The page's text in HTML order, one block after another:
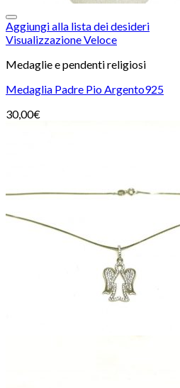
Aggiungi alla lista dei desideri
Visualizzazione Veloce
Medaglie e pendenti religiosi
Medaglia Padre Pio Argento925
30,00€